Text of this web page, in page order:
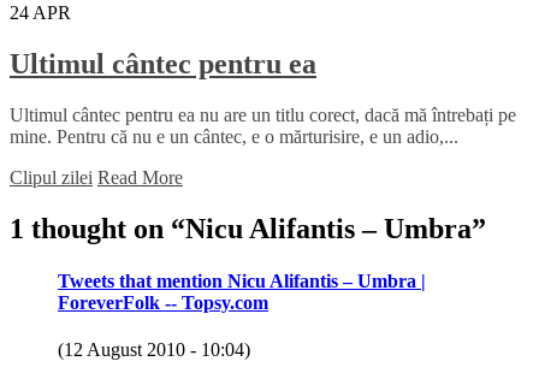
24 APR
Ultimul cântec pentru ea
Ultimul cântec pentru ea nu are un titlu corect, dacă mă întrebați pe
mine. Pentru că nu e un cântec, e o mărturisire, e un adio,...
Clipul zilei Read More
1 thought on “Nicu Alifantis – Umbra”
Tweets that mention Nicu Alifantis – Umbra |
ForeverFolk -- Topsy.com
(12 August 2010 - 10:04)